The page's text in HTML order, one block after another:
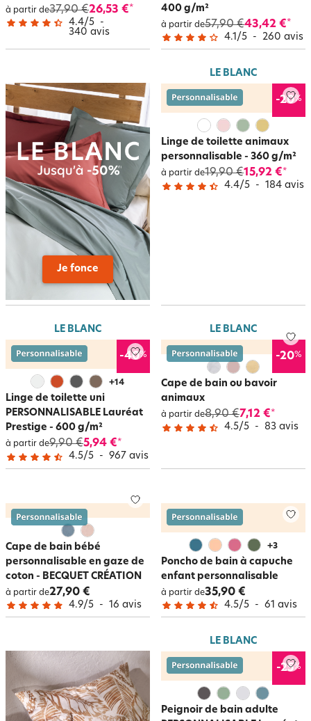
à partir de37,90 €26,53 €*
4.4/5 -
340 avis
400 g/m²
à partir de57,90 €43,42 €*
4.1 /5 - 260 avis
LE BLANC
-20%
Linge de toilette animaux
personnalisable - 360 g/m²
à partir de19,90 €15,92 €*
4.4/5 - 184 avis
LE BLANC
-40%
+14
Linge de toilette uni
PERSONNALISABLE Lauréat
Prestige - 600 g/m²
à partir de9,90 €5,94 €*
4.5/5 - 967 avis
LE BLANC
-20%
Cape de bain ou bavoir
animaux
à partir de8,90 €7,12 €*
4.5/5 - 83 avis
Cape de bain bébé
personnalisable en gaze de
coton - BECQUET CRÉATION
à partir de27,90 €
4.9/5 - 16 avis
+3
Poncho de bain à capuche
enfant personnalisable
à partir de35,90 €
4.5/5 - 61 avis
LE BLANC
-25%
Peignoir de bain adulte
Je fonce